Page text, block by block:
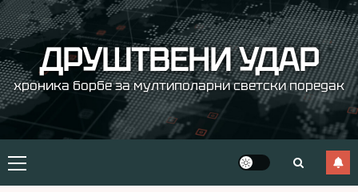
Skip
to
content ДРУШТВЕНИ УДАР
хроника борбе за мултиполарни светски поредак
Primary
Menu